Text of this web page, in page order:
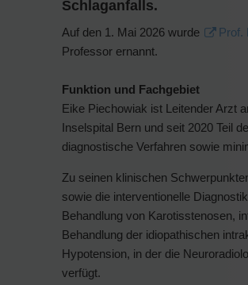
Schlaganfalls.
Auf den 1. Mai 2026 wurde Prof.
Professor ernannt.
Funktion und Fachgebiet
Eike Piechowiak ist Leitender Arzt
Inselspital Bern und seit 2020 Teil
diagnostische Verfahren sowie
Zu seinen klinischen
sowie die interventionelle
Behandlung von Karotisstenosen,
Behandlung der idiopathischen
Hypotension, in der die
verfügt.